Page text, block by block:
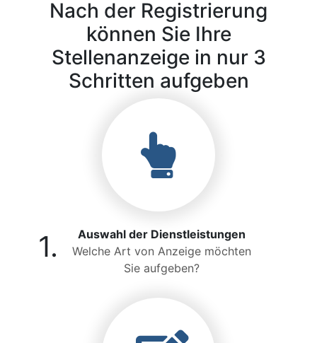
Nach der Registrierung
können Sie Ihre
Stellenanzeige in nur 3
Schritten aufgeben
1.
Auswahl der Dienstleistungen
Welche Art von Anzeige möchten
Sie aufgeben?